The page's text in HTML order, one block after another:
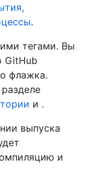
.
тегами. Вы
GitHub
флажка.
и .
выпуска
и